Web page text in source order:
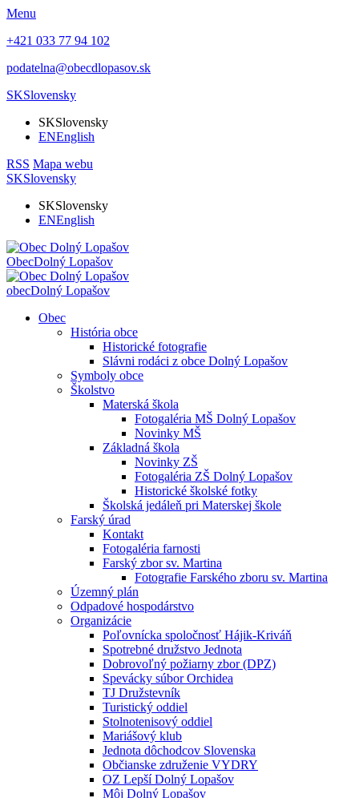
Menu
+421 033 77 94 102
podatelna@obecdlopasov.sk
SKSlovensky
SKSlovensky
ENEnglish
RSS Mapa webu
SKSlovensky
SKSlovensky
ENEnglish
ObecDolný Lopašov
obecDolný Lopašov
Obec
História obce
Historické fotografie
Slávni rodáci z obce Dolný Lopašov
Symboly obce
Školstvo
Materská škola
Fotogaléria MŠ Dolný Lopašov
Novinky MŠ
Základná škola
Novinky ZŠ
Fotogaléria ZŠ Dolný Lopašov
Historické školské fotky
Školská jedáleň pri Materskej škole
Farský úrad
Kontakt
Fotogaléria farnosti
Farský zbor sv. Martina
Fotografie Farského zboru sv. Martina
Územný plán
Odpadové hospodárstvo
Organizácie
Poľovnícka spoločnosť Hájik-Kriváň
Spotrebné družstvo Jednota
Dobrovoľný požiarny zbor (DPZ)
Spevácky súbor Orchidea
TJ Družstevník
Turistický oddiel
Stolnotenisový oddiel
Mariášový klub
Jednota dôchodcov Slovenska
Občianske združenie VYDRY
OZ Lepší Dolný Lopašov
Môj Dolný Lopašov